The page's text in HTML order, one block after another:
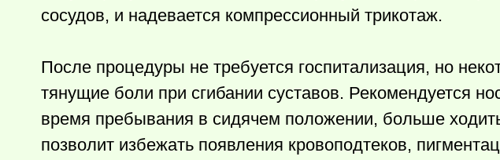
сосудов, и надевается компрессионный трикотаж.
После процедуры не требуется госпитализация, но
тянущие боли при сгибании суставов. Рекомендуется
время пребывания в сидячем положении, больше
позволит избежать появления кровоподтеков,